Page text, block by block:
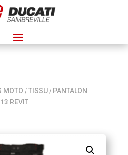
MOTO /TISSU/ PANTALON
REVIT